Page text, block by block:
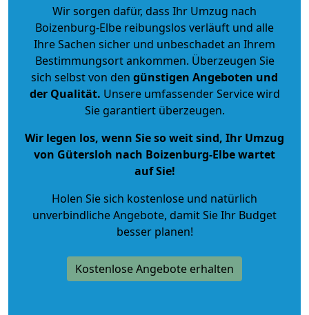
Wir sorgen dafür, dass Ihr Umzug nach
Boizenburg-Elbe reibungslos verläuft und alle
Ihre Sachen sicher und unbeschadet an Ihrem
Bestimmungsort ankommen. Überzeugen Sie
sich selbst von den günstigen Angeboten und
der Qualität. Unsere umfassender Service wird
Sie garantiert überzeugen.
Wir legen los, wenn Sie so weit sind, Ihr Umzug
von Gütersloh nach Boizenburg-Elbe wartet
auf Sie!
Holen Sie sich kostenlose und natürlich
unverbindliche Angebote, damit Sie Ihr Budget
besser planen!
Kostenlose Angebote erhalten